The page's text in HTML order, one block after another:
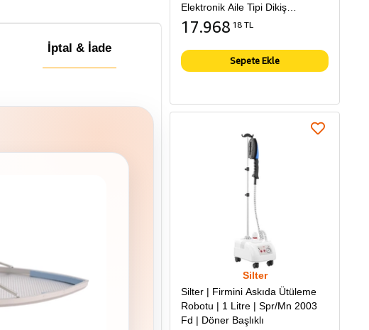
İptal & İade
Elektronik Aile Tipi Dikiş
Makinesi
17.968 18 TL
Sepete Ekle
Silter
Silter | Firmini Askıda Ütüleme
Robotu | 1 Litre | Spr/Mn 2003
Fd | Döner Başlıklı